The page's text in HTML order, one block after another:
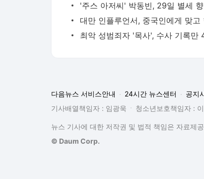
'주스 아저씨' 박동빈, 29일 별세
다음뉴스 서비스안내 24시간 뉴스센터 공지
기사배열책임자 : 임광욱
청소년보호책임자 :
뉴스 기사에 대한 저작권 및 법적 책임은 자료제
© Daum Corp.